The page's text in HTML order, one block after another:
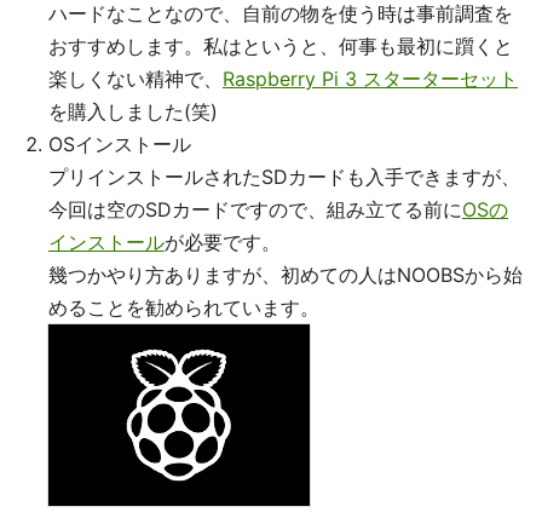
ハードなことなので、自前の物を使う時は事前調査を
おすすめします。私はというと、何事も最初に躓くと
楽しくない精神で、 Raspberry Pi 3 スターターセット
を購入しました(笑)
OSインストール
プリインストールされたSDカードも入手できますが、
今回は空のSDカードですので、組み立てる前にOSの
インストールが必要です。
幾つかやり方ありますが、初めての人はNOOBSから始
めることを勧められています。